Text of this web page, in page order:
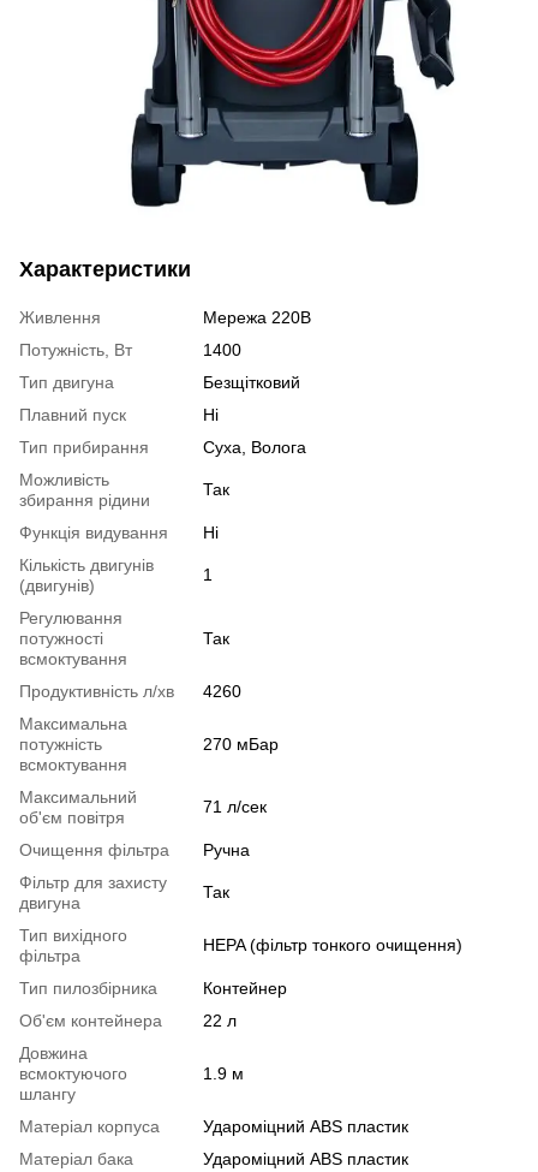
Характеристики
Живлення
Мережа 220В
Потужність, Вт
1400
Тип двигуна
Безщітковий
Плавний пуск
Ні
Тип прибирання
Суха, Волога
Можливість
збирання рідини
Так
Функція видування
Ні
Кількість двигунів
(двигунів)
1
Регулювання
потужності
всмоктування
Так
Продуктивність л/хв
4260
Максимальна
потужність
всмоктування
270 мБар
Максимальний
об'єм повітря
71 л/сек
Очищення фільтра
Ручна
Фільтр для захисту
двигуна
Так
Тип вихідного
фільтра
HEPA (фільтр тонкого очищення)
Тип пилозбірника
Контейнер
Об'єм контейнера
22 л
Довжина
всмоктуючого
шлангу
1.9 м
Матеріал корпуса
Удароміцний ABS пластик
Матеріал бака
Удароміцний ABS пластик